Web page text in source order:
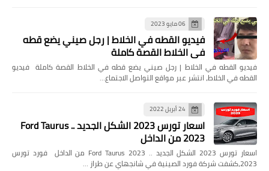
06 مايو 2023
فيديو القطه في الخلاط | رجل صيني يضع قطه
في الخلاط القصة كاملة
فيديو القطه في الخلاط | رجل صيني يضع قطه في الخلاط القصة كاملة فيديو
القطه في الخلاط، انتشر عبر مواقع التواصل الاجتماع…
24 أبريل 2022
اسعار تورس 2023 الشكل الجديد .. Ford Taurus
2023 من الداخل
اسعار تورس 2023 الشكل الجديد .. Ford Taurus 2023 من الداخل فورد تورس
2023،كشفت شركة فورد الصينية في شانجهاي عن طراز …